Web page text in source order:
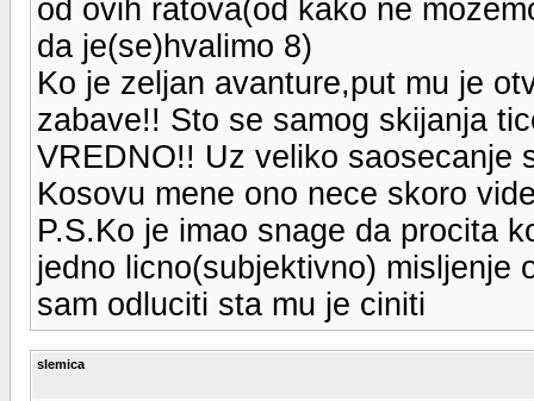
od ovih ratova(od kako ne
da je(se)hvalimo 8)
Ko je zeljan avanture,put mu je
zabave!! Sto se samog skijanja
VREDNO!! Uz veliko saosecanje
Kosovu mene ono nece skoro
P.S.Ko je imao snage da procita
jedno licno(subjektivno) misljenje
sam odluciti sta mu je ciniti
slemica